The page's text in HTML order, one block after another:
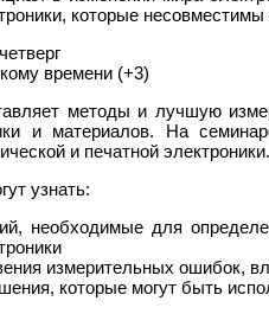
которые
времени (+3)
методы и лучшую
и материалов. На
и печатной электроники.
узнать:
необходимые для
измерительных ошибок,
которые могут быть